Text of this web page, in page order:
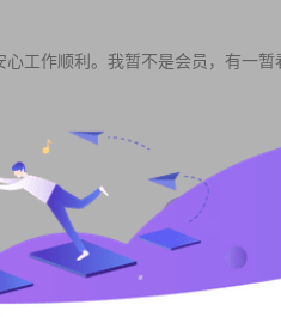
工作顺利。我暂不是会员，有一暂